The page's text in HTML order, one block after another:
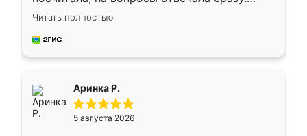
Замерщик приехал в субботу, подошёл к
делу со всей ответственностью. Собрали
за день, ребята работали аккуратно, даже
Читать полностью
Аринка Р.
5 августа 2026